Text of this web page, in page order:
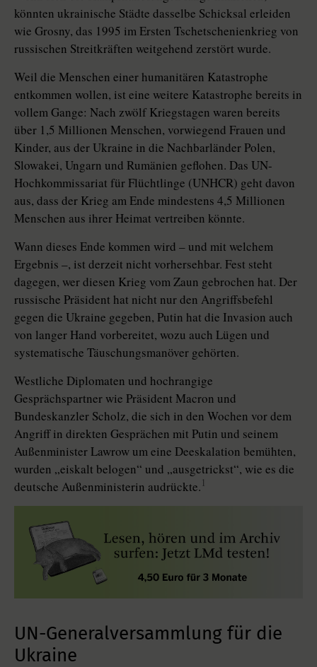
könnten ukrainische Städte dasselbe Schicksal erleiden
wie Grosny, das 1995 im Ersten Tschetschenienkrieg von
russischen Streitkräften weitgehend zerstört wurde.
Weil die Menschen einer humanitären Katastrophe
entkommen wollen, ist eine weitere Katastrophe bereits in
vollem Gange: Nach zwölf Kriegstagen waren bereits
über 1,5 Millionen Menschen, vorwiegend Frauen und
Kinder, aus der Ukraine in die Nachbarländer Polen,
Slowakei, Ungarn und Ru­mä­nien geflohen. Das UN-
Hochkommissariat für Flüchtlinge (­UNHCR) geht davon
aus, dass der Krieg am Ende mindestens 4,5 Millionen
Menschen aus ihrer Heimat vertreiben könnte.
Wann dieses Ende kommen wird – und mit welchem
Ergebnis –, ist derzeit nicht vorhersehbar. Fest steht
dagegen, wer diesen Krieg vom Zaun gebrochen hat. Der
russische Präsident hat nicht nur den Angriffsbefehl
gegen die Ukrai­ne gegeben, Putin hat die Inva­sion auch
von langer Hand vorbereitet, wozu auch Lügen und
systematische Täuschungsmanöver gehörten.
Westliche Diplomaten und hochrangige
Gesprächspartner wie Präsident Macron und
Bundeskanzler Scholz, die sich in den Wochen vor dem
Angriff in direkten Gesprächen mit Putin und seinem
Außenminister Lawrow um eine Deeskalation bemühten,
wurden „eiskalt belogen“ und „ausgetrickst“, wie es die
deutsche Außenministerin audrückte. 1
UN-Generalversammlung für die
Ukraine